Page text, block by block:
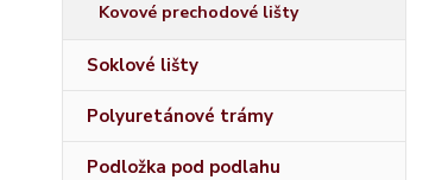
Kovové prechodové lišty
Soklové lišty
Polyuretánové trámy
Podložka pod podlahu